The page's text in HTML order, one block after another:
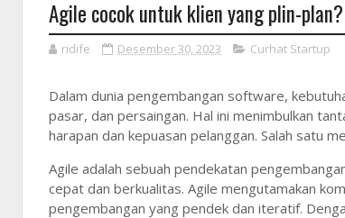
Agile cocok untuk klien yang plin-
ridife Desember 30, 2023 Curhat Startup
Dalam dunia pengembangan software,
pasar, dan persaingan. Hal ini menimbulkan
harapan dan kepuasan pelanggan. Salah satu
Agile adalah sebuah pendekatan
cepat dan berkualitas. Agile mengutamakan
pengembangan yang pendek dan iteratif.